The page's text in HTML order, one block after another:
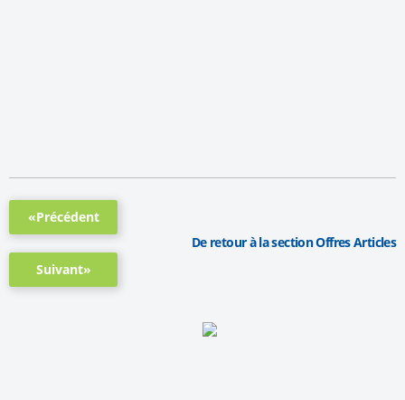
«Précédent
Suivant»
De retour à la section Offres Articles